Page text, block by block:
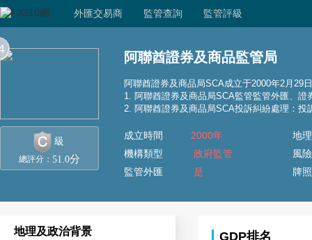
外匯交易商 監管查詢 監管評級
級
總評分： 51.0分
阿聯酋證券及商品監管局
阿聯酋證券及商品局SCA成立于2000年2月29
1. 阿聯酋證券及商品局SCA監管監管外匯、證
2. 阿聯酋證券及商品局SCA投訴糾紛處理：投
成立時間
2000年
機構類型
政府監管
監管外匯
是
地
風
牌
地理及政治背景 GDP排名